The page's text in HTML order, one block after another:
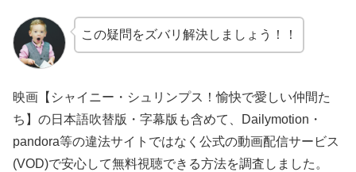
この疑問をズバリ解決しましょう！！
映画【シャイニー・シュリンプス！愉快で愛しい仲間た
ち】の日本語吹替版・字幕版も含めて、Dailymotion・
pandora等の違法サイトではなく公式の動画配信サービス
(VOD)で安心して無料視聴できる方法を調査しました。